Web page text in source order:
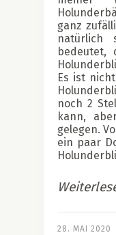
ganz
natürlich
bedeutet,
Es ist
noch 2
kann,
gelegen.
ein paar
28. MAI 2020